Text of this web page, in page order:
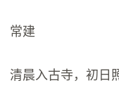
常建
清晨入古寺，初日